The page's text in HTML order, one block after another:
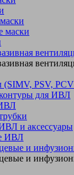
маски
PSV,
для ИВЛ
и аксессуары
ИВЛ
и
и